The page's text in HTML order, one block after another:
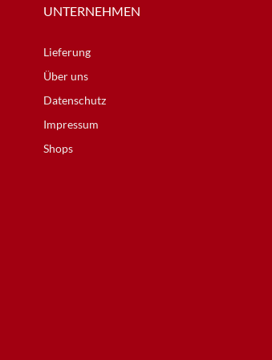
UNTERNEHMEN
Lieferung
Über uns
Datenschutz
Impressum
Shops